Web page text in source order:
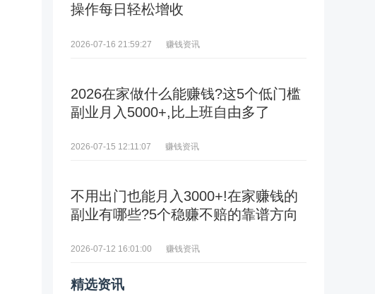
操作每日轻松增收
2026-07-16 21:59:27 赚钱资讯
2026在家做什么能赚钱?这5个低门槛
副业月入5000+,比上班自由多了
2026-07-15 12:11:07 赚钱资讯
不用出门也能月入3000+!在家赚钱的
副业有哪些?5个稳赚不赔的靠谱方向
2026-07-12 16:01:00 赚钱资讯
精选资讯